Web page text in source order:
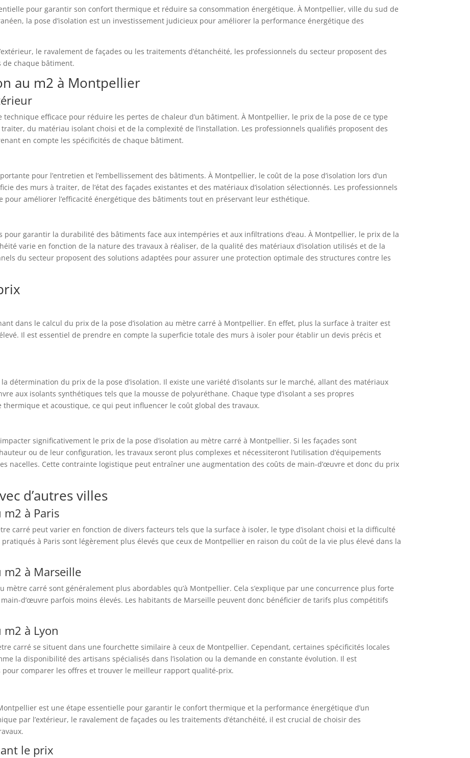
pour garantir son confort thermique et réduire sa consommation énergétique. À Montpellier, ville du sud de
la pose d’isolation est un investissement judicieux pour améliorer la performance énergétique des
le ravalement de façades ou les traitements d’étanchéité, les professionnels du secteur proposent des
de chaque bâtiment.
au m2 à Montpellier
technique efficace pour réduire les pertes de chaleur d’un bâtiment. À Montpellier, le prix de la pose de ce type
du matériau isolant choisi et de la complexité de l’installation. Les professionnels qualifiés proposent des
en compte les spécificités de chaque bâtiment.
pour l’entretien et l’embellissement des bâtiments. À Montpellier, le coût de la pose d’isolation lors d’un
des murs à traiter, de l’état des façades existantes et des matériaux d’isolation sélectionnés. Les professionnels
améliorer l’efficacité énergétique des bâtiments tout en préservant leur esthétique.
pour garantir la durabilité des bâtiments face aux intempéries et aux infiltrations d’eau. À Montpellier, le prix de la
varie en fonction de la nature des travaux à réaliser, de la qualité des matériaux d’isolation utilisés et de la
du secteur proposent des solutions adaptées pour assurer une protection optimale des structures contre les
dans le calcul du prix de la pose d’isolation au mètre carré à Montpellier. En effet, plus la surface à traiter est
Il est essentiel de prendre en compte la superficie totale des murs à isoler pour établir un devis précis et
détermination du prix de la pose d’isolation. Il existe une variété d’isolants sur le marché, allant des matériaux
aux isolants synthétiques tels que la mousse de polyuréthane. Chaque type d’isolant a ses propres
et acoustique, ce qui peut influencer le coût global des travaux.
significativement le prix de la pose d’isolation au mètre carré à Montpellier. Si les façades sont
ou de leur configuration, les travaux seront plus complexes et nécessiteront l’utilisation d’équipements
nacelles. Cette contrainte logistique peut entraîner une augmentation des coûts de main-d’œuvre et donc du prix
d’autres villes
m2 à Paris
carré peut varier en fonction de divers facteurs tels que la surface à isoler, le type d’isolant choisi et la difficulté
pratiqués à Paris sont légèrement plus élevés que ceux de Montpellier en raison du coût de la vie plus élevé dans la
m2 à Marseille
mètre carré sont généralement plus abordables qu’à Montpellier. Cela s’explique par une concurrence plus forte
d’œuvre parfois moins élevés. Les habitants de Marseille peuvent donc bénéficier de tarifs plus compétitifs
m2 à Lyon
carré se situent dans une fourchette similaire à ceux de Montpellier. Cependant, certaines spécificités locales
la disponibilité des artisans spécialisés dans l’isolation ou la demande en constante évolution. Il est
comparer les offres et trouver le meilleur rapport qualité-prix.
est une étape essentielle pour garantir le confort thermique et la performance énergétique d’un
par l’extérieur, le ravalement de façades ou les traitements d’étanchéité, il est crucial de choisir des
le prix